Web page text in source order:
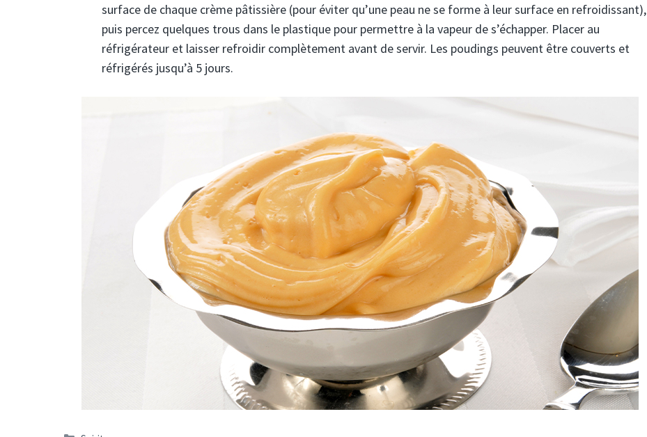
surface de chaque crème pâtissière (pour éviter qu’une peau ne se forme à leur surface en refroidissant),
puis percez quelques trous dans le plastique pour permettre à la vapeur de s’échapper. Placer au
réfrigérateur et laisser refroidir complètement avant de servir. Les poudings peuvent être couverts et
réfrigérés jusqu’à 5 jours.